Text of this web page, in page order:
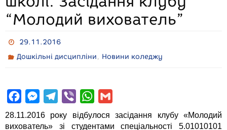
“Молодий вихователь”
29.11.2016
Дошкільні дисципліни, Новини коледжу
a
c
M
e
s
l
i
b
W
a
a
28.11.2016 року відбулося засідання клубу «Молодий
вихователь» зі студентами спеціальності 5.01010101